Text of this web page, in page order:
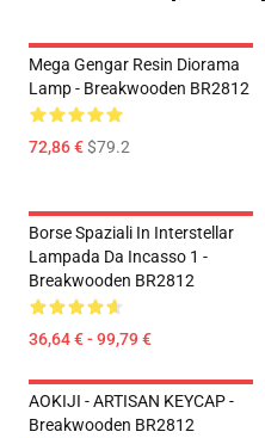
Mega Gengar Resin Diorama
Lamp - Breakwooden BR2812
72,86 €$79.2
Borse Spaziali In Interstellar
Lampada Da Incasso 1 -
Breakwooden BR2812
36,64 € - 99,79 €
AOKIJI - ARTISAN KEYCAP -
Breakwooden BR2812